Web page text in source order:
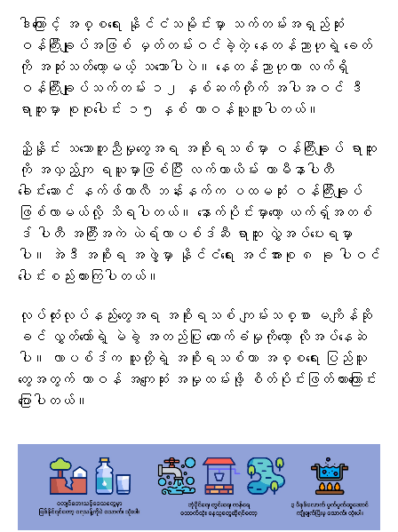
ဒါကြောင့် အစ္စရေး နိုင်ငံသမိုင်းမှာ သက်တမ်းအရှည်ဆုံး
ဝန်ကြီးချုပ်အဖြစ် မှတ်တမ်းဝင်ခဲ့တဲ့ နေတန်ညာဟုရဲ့ ခေတ်
ကို အဆုံးသတ်တော့မယ့် သဘောပါပဲ။ နေတန်ညာဟုဟာ လက်ရှိ
ဝန်ကြီးချုပ်သက်တမ်း ၁၂ နှစ်ဆက်တိုက် အပါအဝင် ဒီ
ရာထူးမှာ စုစုပေါင်း ၁၅ နှစ် တာဝန်ယူဖူးပါတယ်။
ညှိနှိုင်း သဘောတူညီမှုတွေအရ အစိုးရသစ်မှာ ဝန်ကြီးချုပ် ရာထူး
ကို အလှည့်ကျ ရယူမှာဖြစ်ပြီး လက်ယာယိမ်း ယာမီနာပါတီ
ခေါင်းဆောင် နက်ဖ်တာလီ ဘန်းနက်က ပထမဆုံး ဝန်ကြီးချုပ်
ဖြစ်လာမယ်လို့ သိရပါတယ်။ နောက်ပိုင်းမှာတော့ ယက်ရှ်အတစ်
ဒ် ပါတီ အကြီးအကဲ ယဲရ်လာပစ်ဒ်ဆီ ရာထူး လွှဲအပ်ပေးရမှာ
ပါ။ အဲဒီ အစိုးရ အဖွဲ့မှာ နိုင်ငံရေး အင်အားစု ၈ ခု ပါဝင်
ပေါင်းစည်းထားကြပါတယ်။
လုပ်ထုံးလုပ်နည်းတွေအရ အစိုးရသစ် ကျမ်းသစ္စာ မကျိန်ဆို
ခင် လွှတ်တော်ရဲ့ မဲခွဲ အတည်ပြု ထောက်ခံမှုကိုတော့ လိုအပ်နေဆဲ
ပါ။ လာပစ်ဒ်က သူတို့ရဲ့ အစိုးရသစ်ဟာ အစ္စရေး ပြည်သူ
တွေအတွက် တာဝန် အကျေဆုံး အမှုထမ်းဖို့ စိတ်ပိုင်းဖြတ်ထားကြောင်း
ပြောပါတယ်။